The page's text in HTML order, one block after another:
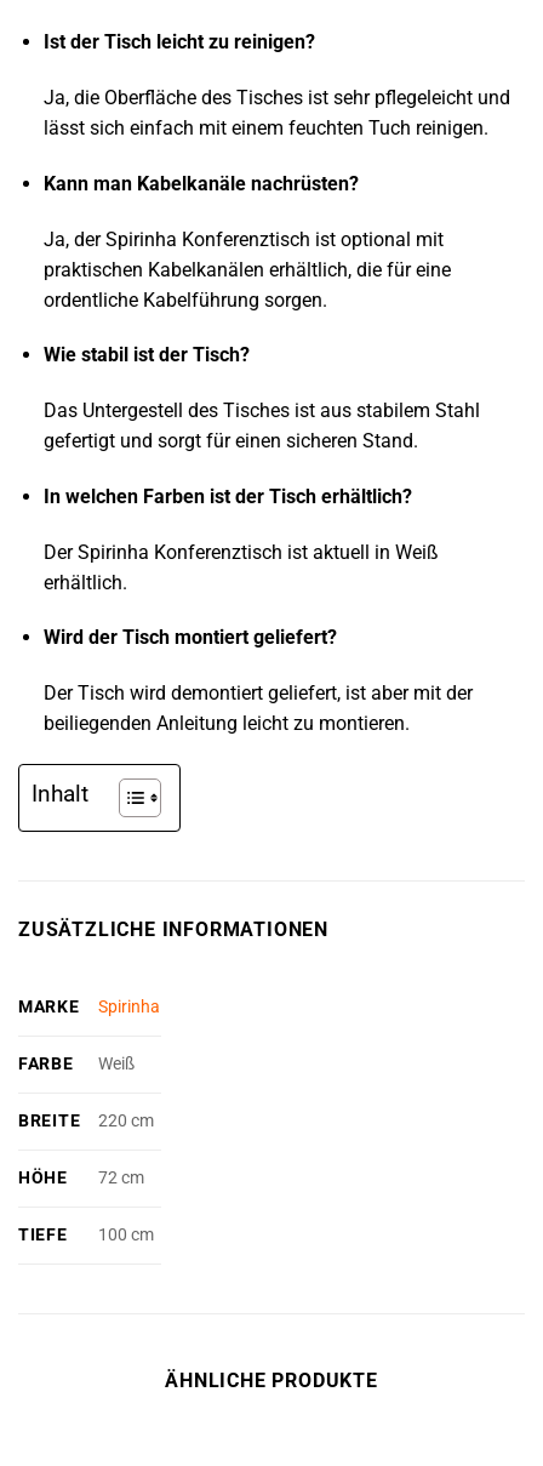
Ist der Tisch leicht zu reinigen?
Ja, die Oberfläche des Tisches ist sehr pflegeleicht und
lässt sich einfach mit einem feuchten Tuch reinigen.
Kann man Kabelkanäle nachrüsten?
Ja, der Spirinha Konferenztisch ist optional mit
praktischen Kabelkanälen erhältlich, die für eine
ordentliche Kabelführung sorgen.
Wie stabil ist der Tisch?
Das Untergestell des Tisches ist aus stabilem Stahl
gefertigt und sorgt für einen sicheren Stand.
In welchen Farben ist der Tisch erhältlich?
Der Spirinha Konferenztisch ist aktuell in Weiß
erhältlich.
Wird der Tisch montiert geliefert?
Der Tisch wird demontiert geliefert, ist aber mit der
beiliegenden Anleitung leicht zu montieren.
Inhalt
ZUSÄTZLICHE INFORMATIONEN
MARKE Spirinha
FARBE Weiß
BREITE 220 cm
HÖHE 72 cm
TIEFE 100 cm
ÄHNLICHE PRODUKTE